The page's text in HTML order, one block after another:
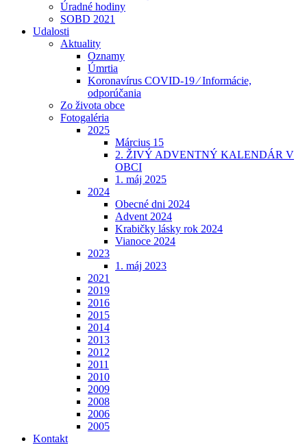
Úradné hodiny
SOBD 2021
Udalosti
Aktuality
Oznamy
Úmrtia
Koronavírus COVID-19 ⁄ Informácie,
odporúčania
Zo života obce
Fotogaléria
2025
Március 15
2. ŽIVÝ ADVENTNÝ KALENDÁR V
OBCI
1. máj 2025
2024
Obecné dni 2024
Advent 2024
Krabičky lásky rok 2024
Vianoce 2024
2023
1. máj 2023
2021
2019
2016
2015
2014
2013
2012
2011
2010
2009
2008
2006
2005
Kontakt